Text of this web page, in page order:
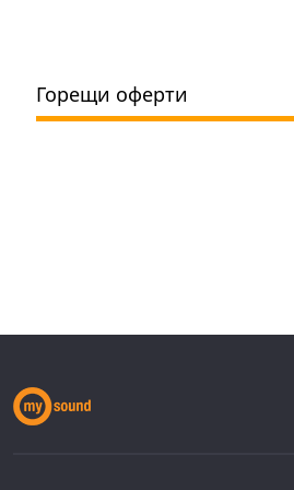
Горещи оферти